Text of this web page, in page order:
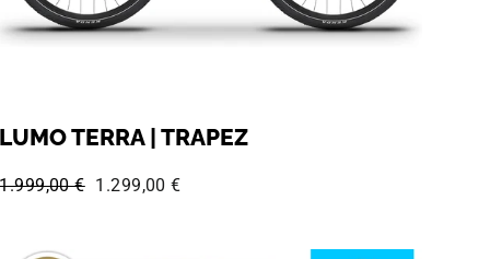
LUMO TERRA | TRAPEZ
Normaler Preis:
1.999,00 € Sonderpreis:
1.299,00 €